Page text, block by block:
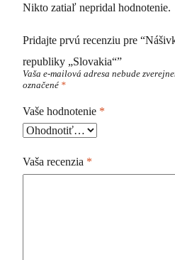
Nikto zatiaľ nepridal hodnotenie.
Pridajte prvú recenziu pre
republiky „Slovakia“”
Vaša e-mailová adresa nebude
označené *
Vaše hodnotenie *
Vaša recenzia *